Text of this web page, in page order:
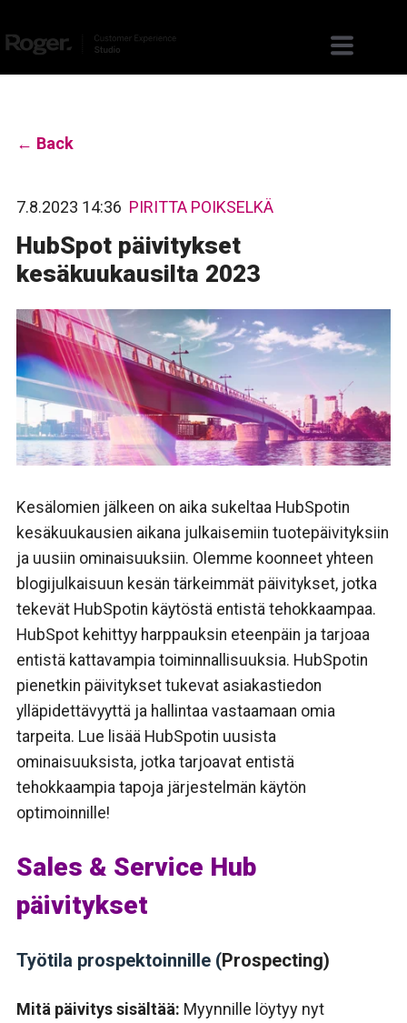
← Back
7.8.2023 14:36 PIRITTA POIKSELKÄ
HubSpot päivitykset
kesäkuukausilta 2023
Kesälomien jälkeen on aika sukeltaa HubSpotin
kesäkuukausien aikana julkaisemiin tuotepäivityksiin
ja uusiin ominaisuuksiin. Olemme koonneet yhteen
blogijulkaisuun kesän tärkeimmät päivitykset, jotka
tekevät HubSpotin käytöstä entistä tehokkaampaa.
HubSpot kehittyy harppauksin eteenpäin ja tarjoaa
entistä kattavampia toiminnallisuuksia. HubSpotin
pienetkin päivitykset tukevat asiakastiedon
ylläpidettävyyttä ja hallintaa vastaamaan omia
tarpeita. Lue lisää HubSpotin uusista
ominaisuuksista, jotka tarjoavat entistä
tehokkaampia tapoja järjestelmän käytön
optimoinnille!
Sales & Service Hub
päivitykset
Työtila prospektoinnille (Prospecting)
Mitä päivitys sisältää: Myynnille löytyy nyt